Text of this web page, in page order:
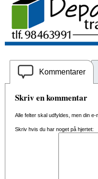
Kommentarer
Skriv en kommentar
Alle felter skal udfyldes, men din
Skriv hvis du har noget på hjertet: